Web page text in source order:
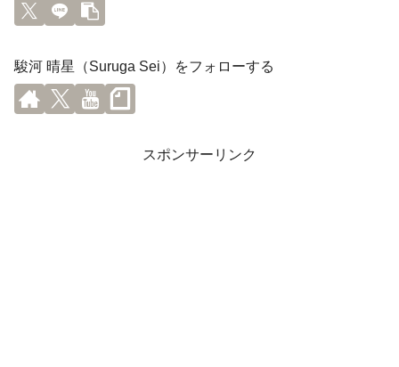
駿河 晴星（Suruga Sei）をフォローする
スポンサーリンク